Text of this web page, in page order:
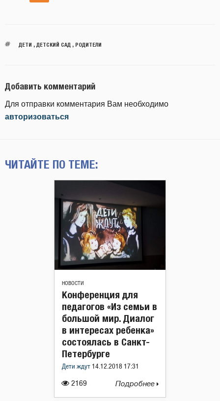
ДЕТИ ДЕТСКИЙ САД РОДИТЕЛИ
Добавить комментарий
Для отправки комментария Вам необходимо
авторизоваться
ЧИТАЙТЕ ПО ТЕМЕ:
НОВОСТИ
2169
Конференция для
педагогов «Из семьи в
большой мир. Диалог
в интересах ребенка»
состоялась в Санкт-
Петербурге
Дети ждут 14.12.2018 17:31
Подробнее